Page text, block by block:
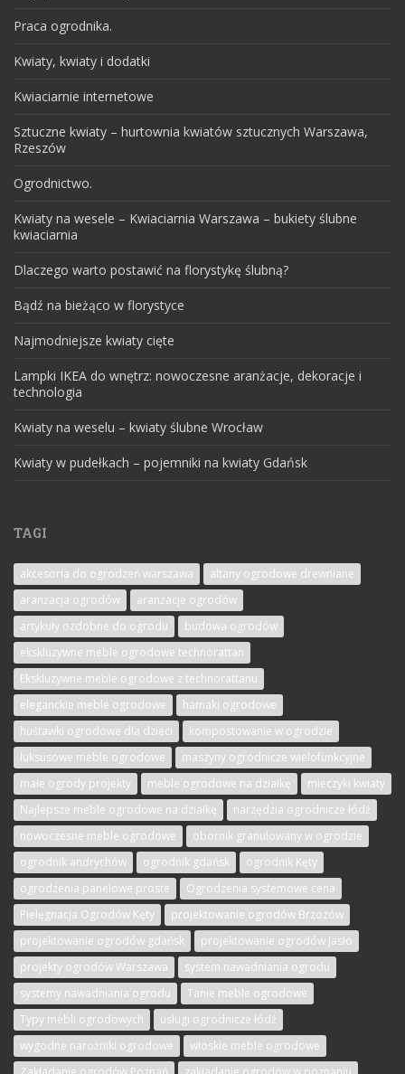
Praca ogrodnika.
Kwiaty, kwiaty i dodatki
Kwiaciarnie internetowe
Sztuczne kwiaty – hurtownia kwiatów sztucznych Warszawa,
Rzeszów
Ogrodnictwo.
Kwiaty na wesele – Kwiaciarnia Warszawa – bukiety ślubne
kwiaciarnia
Dlaczego warto postawić na florystykę ślubną?
Bądź na bieżąco w florystyce
Najmodniejsze kwiaty cięte
Lampki IKEA do wnętrz: nowoczesne aranżacje, dekoracje i
technologia
Kwiaty na weselu – kwiaty ślubne Wrocław
Kwiaty w pudełkach – pojemniki na kwiaty Gdańsk
TAGI
akcesoria do ogrodzeń warszawa
altany ogrodowe drewniane
aranżacja ogrodów
aranżacje ogrodów
artykuły ozdobne do ogrodu
budowa ogrodów
ekskluzywne meble ogrodowe technorattan
Ekskluzywne meble ogrodowe z technorattanu
eleganckie meble ogrodowe
hamaki ogrodowe
huśtawki ogrodowe dla dzieci
kompostowanie w ogrodzie
luksusowe meble ogrodowe
maszyny ogrodnicze wielofunkcyjne
małe ogrody projekty
meble ogrodowe na działkę
mieczyki kwiaty
Najlepsze meble ogrodowe na działkę
narzędzia ogrodnicze łódź
nowoczesne meble ogrodowe
obornik granulowany w ogrodzie
ogrodnik andrychów
ogrodnik gdańsk
ogrodnik Kęty
ogrodzenia panelowe proste
Ogrodzenia systemowe cena
Pielęgnacja Ogrodów Kęty
projektowanie ogrodów Brzozów
projektowanie ogrodów gdańsk
projektowanie ogrodów Jasło
projekty ogrodów Warszawa
system nawadniania ogrodu
systemy nawadniania ogrodu
Tanie meble ogrodowe
Typy mebli ogrodowych
usługi ogrodnicze łódź
wygodne narożniki ogrodowe
włoskie meble ogrodowe